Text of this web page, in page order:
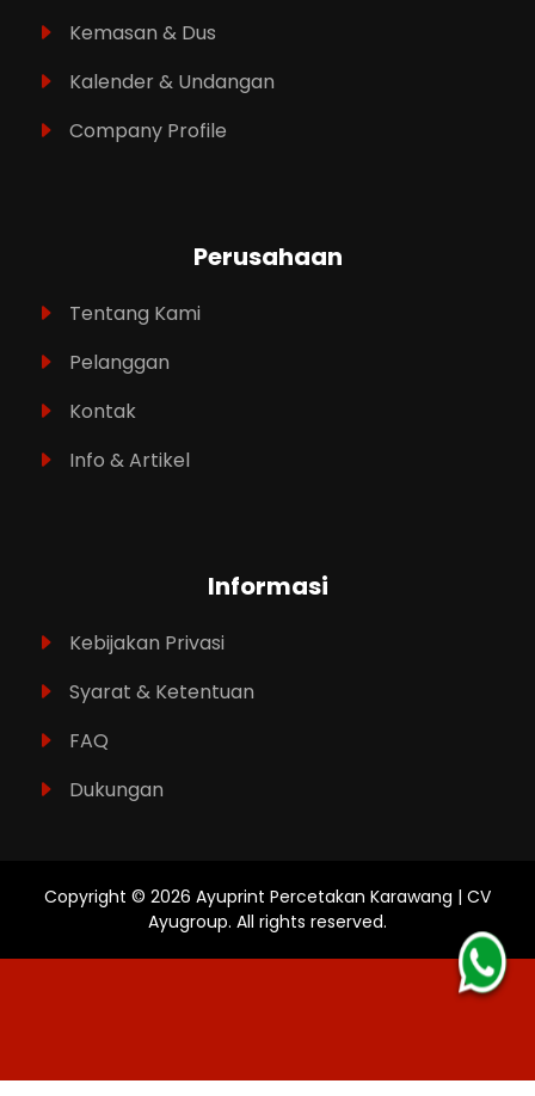
Kemasan & Dus
Kalender & Undangan
Company Profile
Perusahaan
Tentang Kami
Pelanggan
Kontak
Info & Artikel
Informasi
Kebijakan Privasi
Syarat & Ketentuan
FAQ
Dukungan
Copyright © 2026 Ayuprint Percetakan Karawang | CV
Ayugroup. All rights reserved.